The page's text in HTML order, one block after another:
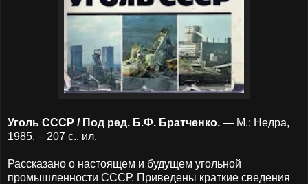
Уголь СССР / Под ред. Б.Ф. Братченко. — М.: Недра,
1985. – 207 с., ил.
Рассказано о настоящем и будущем угольной
промышленности СССР. Приведены краткие сведения